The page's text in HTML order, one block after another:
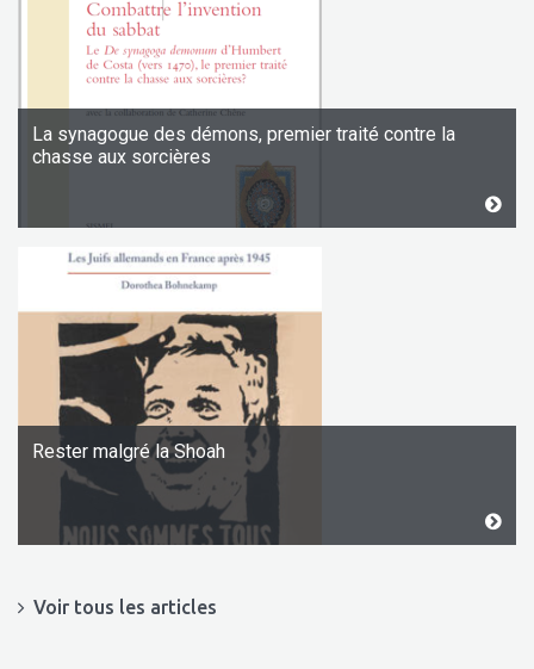
La synagogue des démons, premier traité contre la
chasse aux sorcières
Rester malgré la Shoah
Voir tous les articles